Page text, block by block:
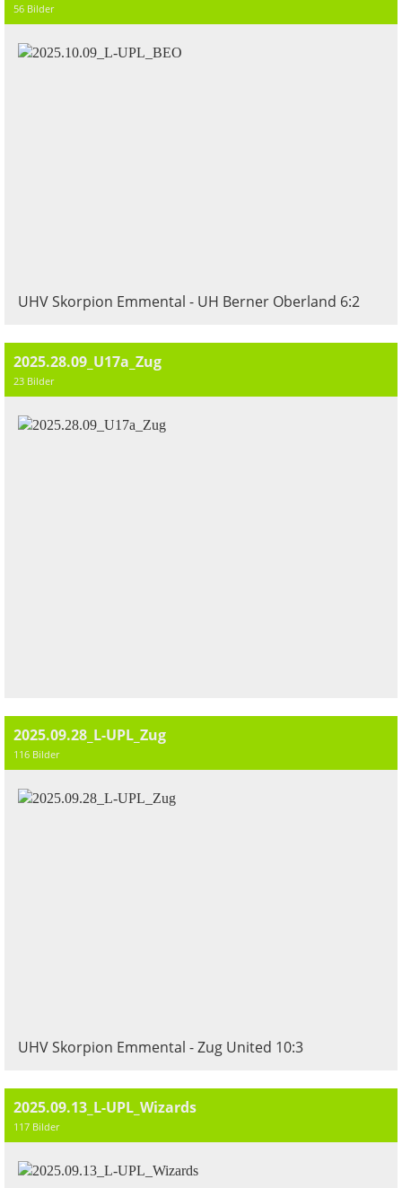
56 Bilder
UHV Skorpion Emmental - UH Berner Oberland 6:2
2025.28.09_U17a_Zug
23 Bilder
2025.09.28_L-UPL_Zug
116 Bilder
UHV Skorpion Emmental - Zug United 10:3
2025.09.13_L-UPL_Wizards
117 Bilder